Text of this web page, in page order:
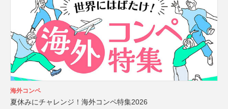
海外コンペ
夏休みにチャレンジ！海外コンペ特集2026